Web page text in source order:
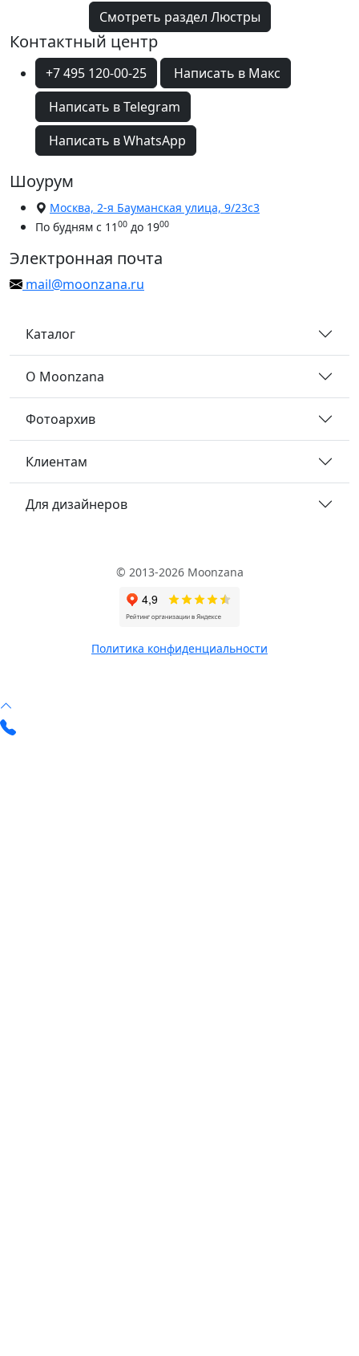
Смотреть раздел Люстры
Контактный центр
+7 495 120-00-25
Написать в Макс
Написать в Telegram
Написать в WhatsApp
Шоурум
Москва, 2-я Бауманская улица, 9/23с3
По будням с 11 00 до 1900
Электронная почта
mail@moonzana.ru
Каталог
О Moonzana
Фотоархив
Клиентам
Для дизайнеров
© 2013-2026 Moonzana
Политика конфиденциальности